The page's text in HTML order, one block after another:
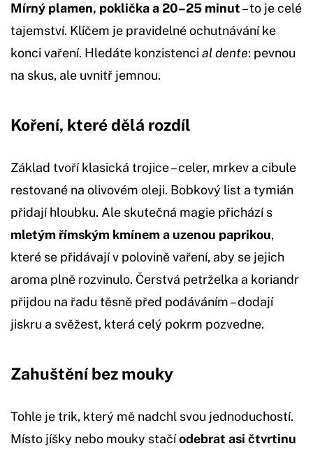
Mírný plamen, poklička a 20–25 minut– to je celé
tajemství. Klíčem je pravidelné ochutnávání ke
konci vaření. Hledáte konzistenci al dente: pevnou
na skus, ale uvnitř jemnou.
Koření, které dělá rozdíl
Základ tvoří klasická trojice – celer, mrkev a cibule
restované na olivovém oleji. Bobkový list a tymián
přidají hloubku. Ale skutečná magie přichází s
mletým římským kmínem a uzenou paprikou,
které se přidávají v polovině vaření, aby se jejich
aroma plně rozvinulo. Čerstvá petrželka a koriandr
přijdou na řadu těsně před podáváním – dodají
jiskru a svěžest, která celý pokrm pozvedne.
Zahuštění bez mouky
Tohle je trik, který mě nadchl svou jednoduchostí.
Místo jíšky nebo mouky stačíodebrat asi čtvrtinu